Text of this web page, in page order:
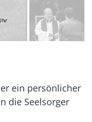
ein persönlicher
die Seelsorger